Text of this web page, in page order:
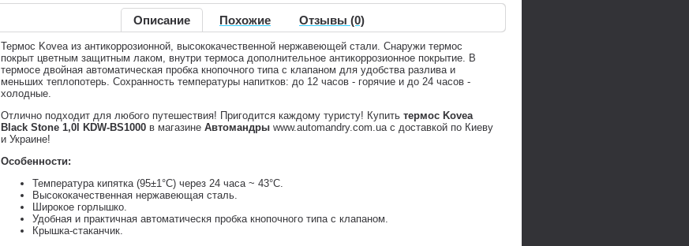
Описание Похожие Отзывы (0)
Термос Kovea из антикоррозионной, высококачественной нержавеющей стали. Снаружи термос
покрыт цветным защитным лаком, внутри термоса дополнительное антикоррозионное покрытие. В
термосе двойная автоматическая пробка кнопочного типа с клапаном для удобства разлива и
меньших теплопотерь. Сохранность температуры напитков: до 12 часов - горячие и до 24 часов -
холодные.
Отлично подходит для любого путешествия! Пригодится каждому туристу! Купить термос Kovea
Black Stone 1,0l KDW-BS1000 в магазине Автомандры www.automandry.com.ua с доставкой по Киеву
и Украине!
Особенности:
Температура кипятка (95±1°C) через 24 часа ~ 43°C.
Высококачественная нержавеющая сталь.
Широкое горлышко.
Удобная и практичная автоматическя пробка кнопочного типа с клапаном.
Крышка-стаканчик.